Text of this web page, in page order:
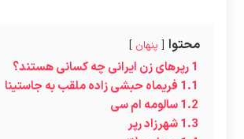
محتوا پنهان
1رپرهای زن ایرانی چه کسانی هستند؟
1.1 فریماه حبشی زاده ملقب به جاستینا
1.2سالومه ام سی
1.3شهرزاد رپر